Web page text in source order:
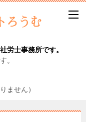
労士事務所です。
。
ません）